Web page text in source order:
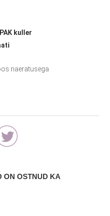
kuller
naeratusega
ON OSTNUD KA